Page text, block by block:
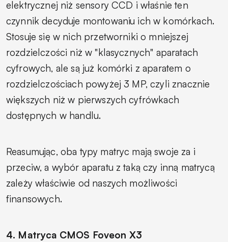
elektrycznej niż sensory CCD i właśnie ten
czynnik decyduje montowaniu ich w komórkach.
Stosuje się w nich przetworniki o mniejszej
rozdzielczości niż w "klasycznych" aparatach
cyfrowych, ale są już komórki z aparatem o
rozdzielczościach powyżej 3 MP, czyli znacznie
większych niż w pierwszych cyfrówkach
dostępnych w handlu.
Reasumując, oba typy matryc mają swoje za i
przeciw, a wybór aparatu z taką czy inną matrycą
zależy właściwie od naszych możliwości
finansowych.
4. Matryca CMOS Foveon X3